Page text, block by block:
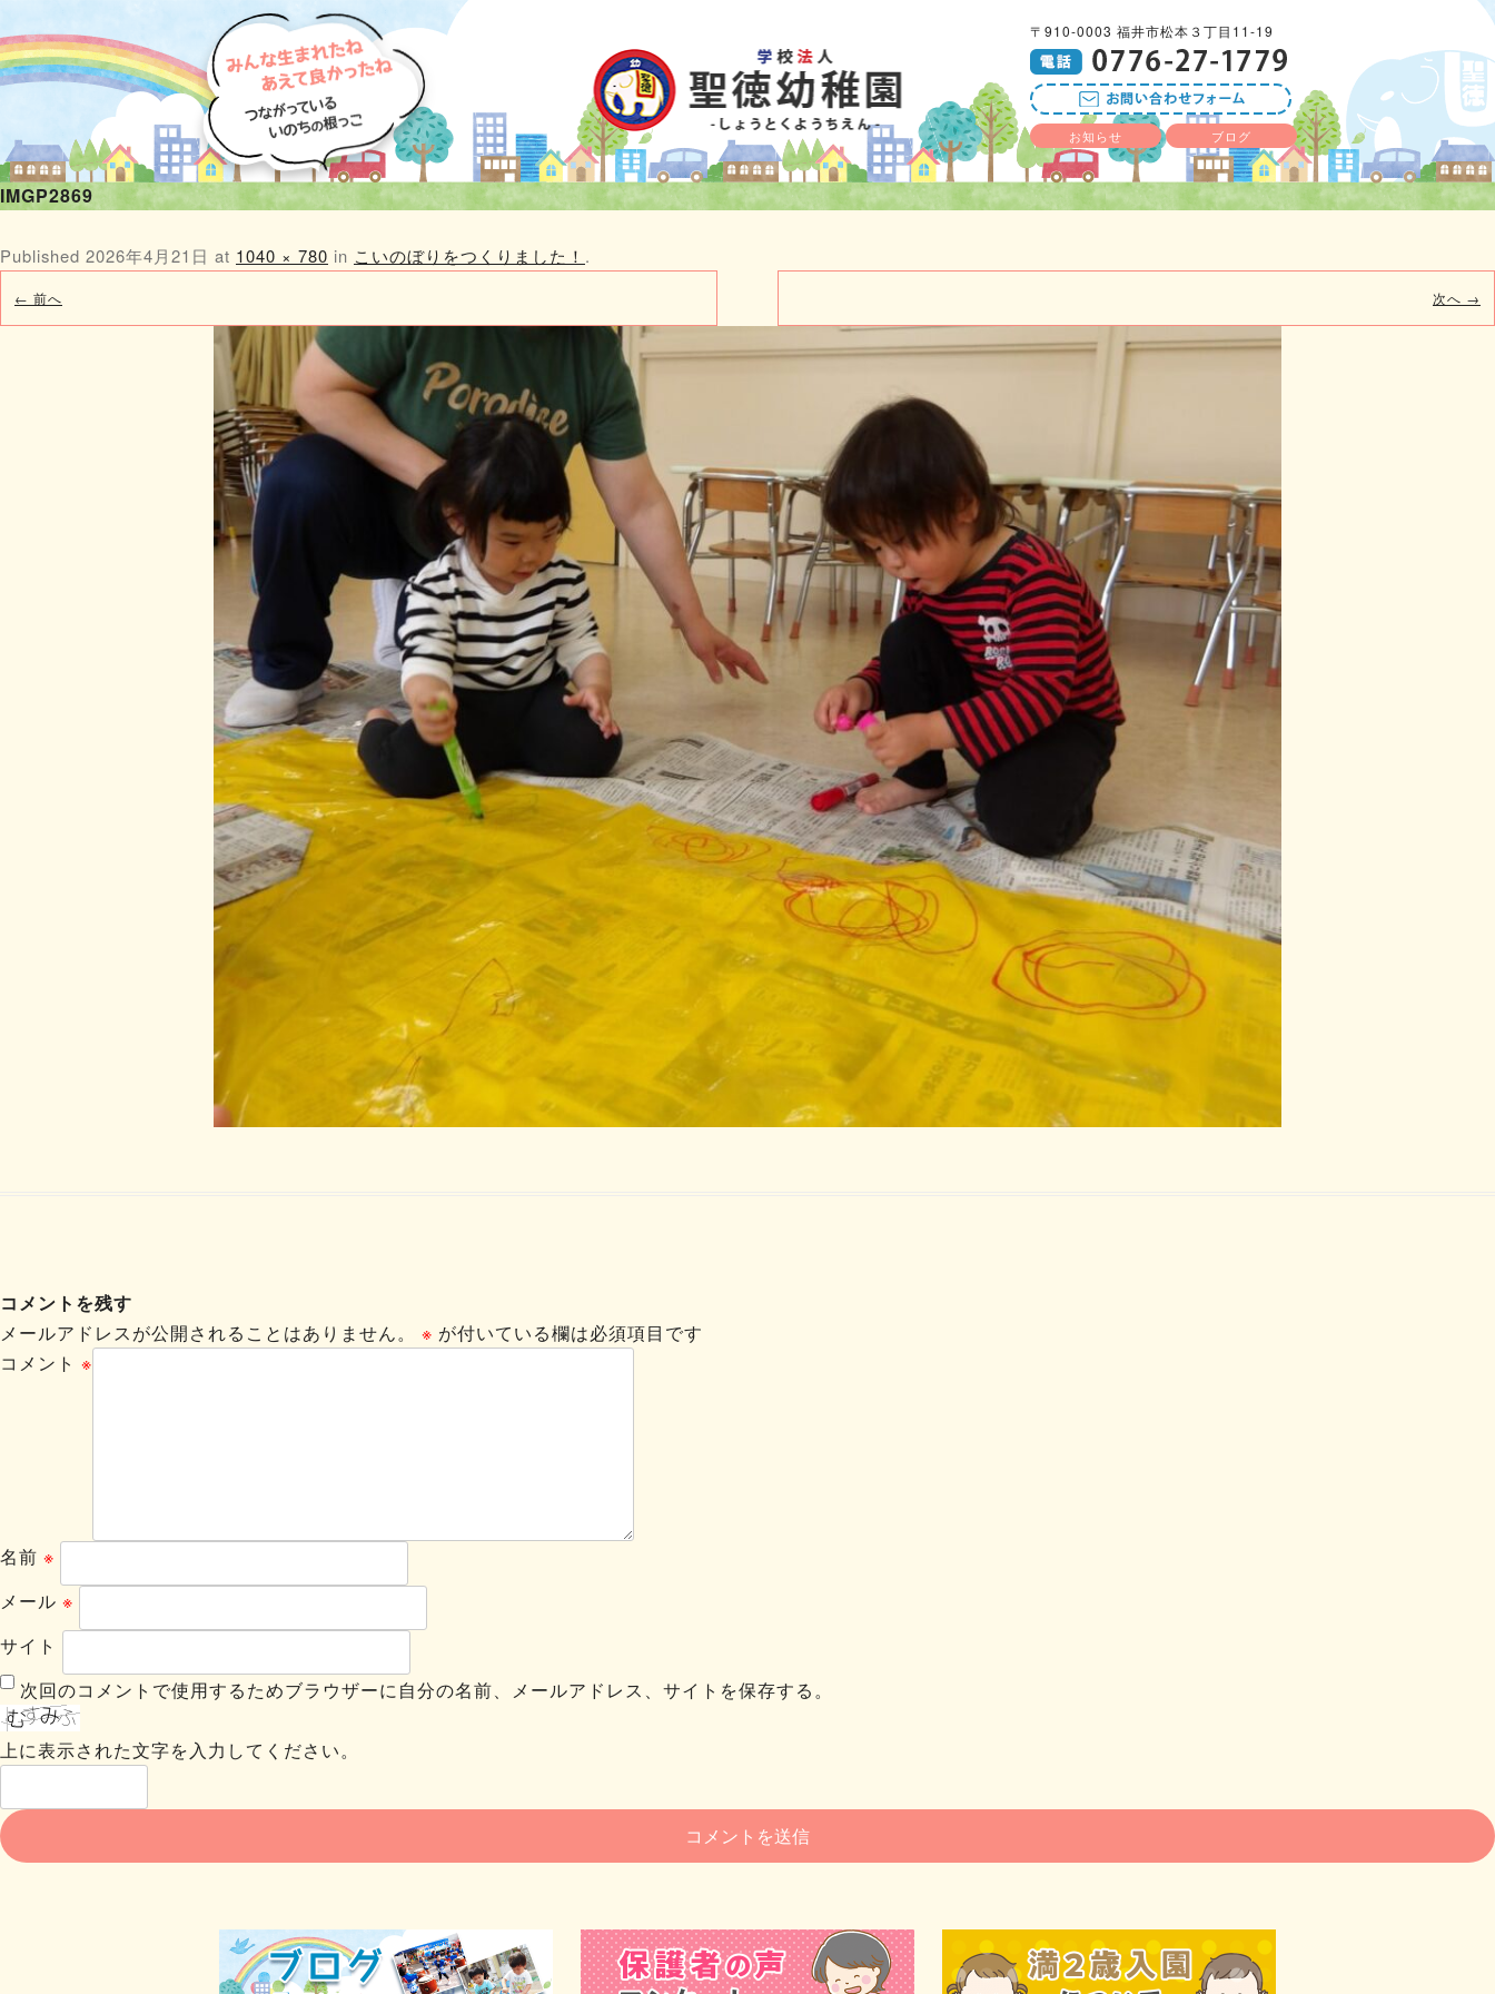
〒910-0003 福井市松本３丁目11-19
お知らせ ブログ
IMGP2869
Published 2026年4月21日 at 1040 × 780 in こいのぼりをつくりました！ .
← 前へ 次へ →
コメントを残す
メールアドレスが公開されることはありません。
※ が付いている欄は必須項目です
コメント ※
名前 ※
メール ※
サイト
次回のコメントで使用するためブラウザーに自分の名前、メールアドレス、サイトを保存する。
上に表示された文字を入力してください。